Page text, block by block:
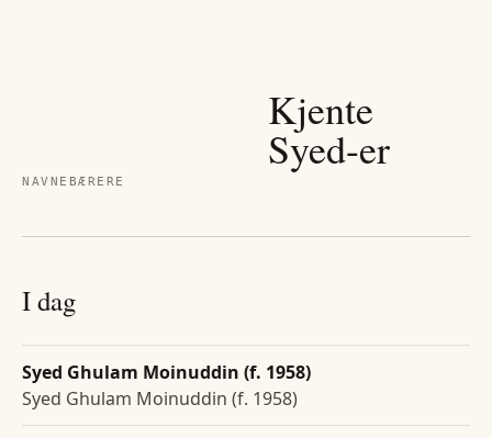
NAVNEBÆRERE
Kjente
Syed-er
I dag
Syed Ghulam Moinuddin (f. 1958)
Syed Ghulam Moinuddin (f. 1958)